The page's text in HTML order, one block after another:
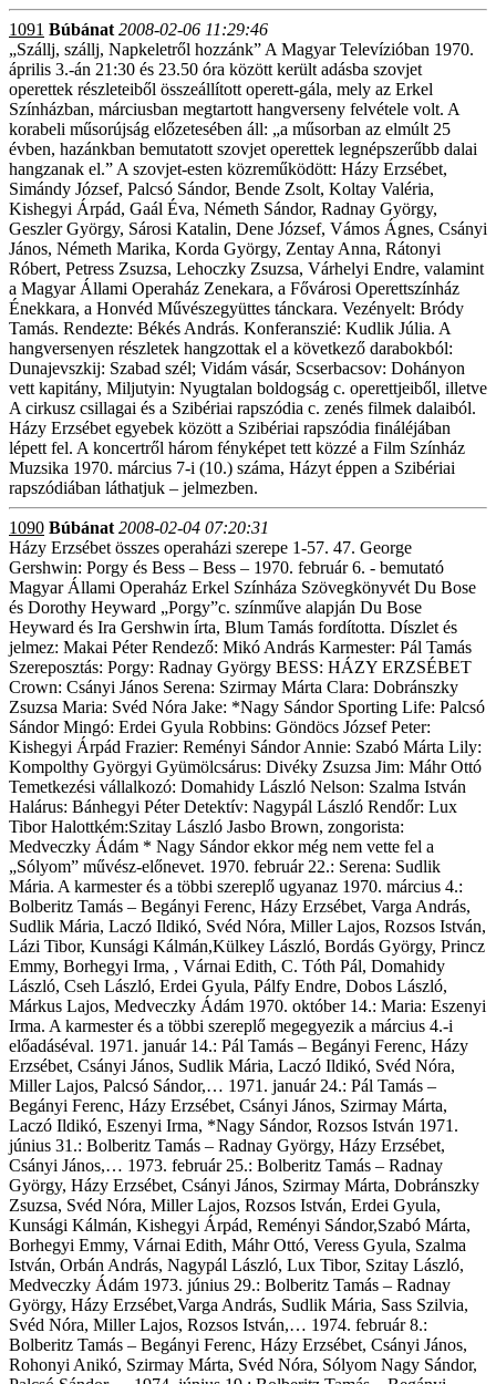
1091 Búbánat 2008-02-06 11:29:46
„Szállj, szállj, Napkeletről hozzánk” A Magyar Televízióban 1970.
április 3.-án 21:30 és 23.50 óra között került adásba szovjet
operettek részleteiből összeállított operett-gála, mely az Erkel
Színházban, márciusban megtartott hangverseny felvétele volt. A
korabeli műsorújság előzetesében áll: „a műsorban az elmúlt 25
évben, hazánkban bemutatott szovjet operettek legnépszerűbb dalai
hangzanak el.” A szovjet-esten közreműködött: Házy Erzsébet,
Simándy József, Palcsó Sándor, Bende Zsolt, Koltay Valéria,
Kishegyi Árpád, Gaál Éva, Németh Sándor, Radnay György,
Geszler György, Sárosi Katalin, Dene József, Vámos Ágnes, Csányi
János, Németh Marika, Korda György, Zentay Anna, Rátonyi
Róbert, Petress Zsuzsa, Lehoczky Zsuzsa, Várhelyi Endre, valamint
a Magyar Állami Operaház Zenekara, a Fővárosi Operettszínház
Énekkara, a Honvéd Művészegyüttes tánckara. Vezényelt: Bródy
Tamás. Rendezte: Békés András. Konferanszié: Kudlik Júlia. A
hangversenyen részletek hangzottak el a következő darabokból:
Dunajevszkij: Szabad szél; Vidám vásár, Scserbacsov: Dohányon
vett kapitány, Miljutyin: Nyugtalan boldogság c. operettjeiből, illetve
A cirkusz csillagai és a Szibériai rapszódia c. zenés filmek dalaiból.
Házy Erzsébet egyebek között a Szibériai rapszódia fináléjában
lépett fel. A koncertről három fényképet tett közzé a Film Színház
Muzsika 1970. március 7-i (10.) száma, Házyt éppen a Szibériai
rapszódiában láthatjuk – jelmezben.
1090 Búbánat 2008-02-04 07:20:31
Házy Erzsébet összes operaházi szerepe 1-57. 47. George
Gershwin: Porgy és Bess – Bess – 1970. február 6. - bemutató
Magyar Állami Operaház Erkel Színháza Szövegkönyvét Du Bose
és Dorothy Heyward „Porgy”c. színműve alapján Du Bose
Heyward és Ira Gershwin írta, Blum Tamás fordította. Díszlet és
jelmez: Makai Péter Rendező: Mikó András Karmester: Pál Tamás
Szereposztás: Porgy: Radnay György BESS: HÁZY ERZSÉBET
Crown: Csányi János Serena: Szirmay Márta Clara: Dobránszky
Zsuzsa Maria: Svéd Nóra Jake: *Nagy Sándor Sporting Life: Palcsó
Sándor Mingó: Erdei Gyula Robbins: Göndöcs József Peter:
Kishegyi Árpád Frazier: Reményi Sándor Annie: Szabó Márta Lily:
Kompolthy Györgyi Gyümölcsárus: Divéky Zsuzsa Jim: Máhr Ottó
Temetkezési vállalkozó: Domahidy László Nelson: Szalma István
Halárus: Bánhegyi Péter Detektív: Nagypál László Rendőr: Lux
Tibor Halottkém:Szitay László Jasbo Brown, zongorista:
Medveczky Ádám * Nagy Sándor ekkor még nem vette fel a
„Sólyom” művész-előnevet. 1970. február 22.: Serena: Sudlik
Mária. A karmester és a többi szereplő ugyanaz 1970. március 4.:
Bolberitz Tamás – Begányi Ferenc, Házy Erzsébet, Varga András,
Sudlik Mária, Laczó Ildikó, Svéd Nóra, Miller Lajos, Rozsos István,
Lázi Tibor, Kunsági Kálmán,Külkey László, Bordás György, Princz
Emmy, Borhegyi Irma, , Várnai Edith, C. Tóth Pál, Domahidy
László, Cseh László, Erdei Gyula, Pálfy Endre, Dobos László,
Márkus Lajos, Medveczky Ádám 1970. október 14.: Maria: Eszenyi
Irma. A karmester és a többi szereplő megegyezik a március 4.-i
előadáséval. 1971. január 14.: Pál Tamás – Begányi Ferenc, Házy
Erzsébet, Csányi János, Sudlik Mária, Laczó Ildikó, Svéd Nóra,
Miller Lajos, Palcsó Sándor,… 1971. január 24.: Pál Tamás –
Begányi Ferenc, Házy Erzsébet, Csányi János, Szirmay Márta,
Laczó Ildikó, Eszenyi Irma, *Nagy Sándor, Rozsos István 1971.
június 31.: Bolberitz Tamás – Radnay György, Házy Erzsébet,
Csányi János,… 1973. február 25.: Bolberitz Tamás – Radnay
György, Házy Erzsébet, Csányi János, Szirmay Márta, Dobránszky
Zsuzsa, Svéd Nóra, Miller Lajos, Rozsos István, Erdei Gyula,
Kunsági Kálmán, Kishegyi Árpád, Reményi Sándor,Szabó Márta,
Borhegyi Emmy, Várnai Edith, Máhr Ottó, Veress Gyula, Szalma
István, Orbán András, Nagypál László, Lux Tibor, Szitay László,
Medveczky Ádám 1973. június 29.: Bolberitz Tamás – Radnay
György, Házy Erzsébet,Varga András, Sudlik Mária, Sass Szilvia,
Svéd Nóra, Miller Lajos, Rozsos István,… 1974. február 8.:
Bolberitz Tamás – Begányi Ferenc, Házy Erzsébet, Csányi János,
Rohonyi Anikó, Szirmay Márta, Svéd Nóra, Sólyom Nagy Sándor,